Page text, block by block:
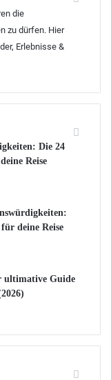
die
zu dürfen. Hier
Erlebnisse &
Die 24
Reise
deine Reise
ultimative Guide